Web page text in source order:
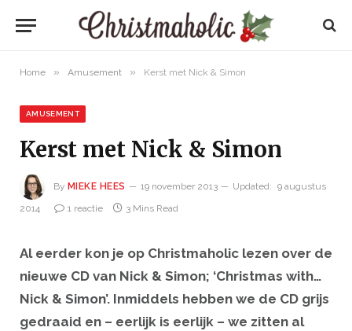
Home » Amusement » Kerst met Nick & Simon
AMUSEMENT
Kerst met Nick & Simon
By MIEKE HEES 19 november 2013 Updated: 9 augustus
2014
1 reactie 3 Mins Read
Al eerder kon je op Christmaholic lezen over de
nieuwe CD van Nick & Simon; ‘Christmas with…
Nick & Simon’. Inmiddels hebben we de CD grijs
gedraaid en – eerlijk is eerlijk – we zitten al